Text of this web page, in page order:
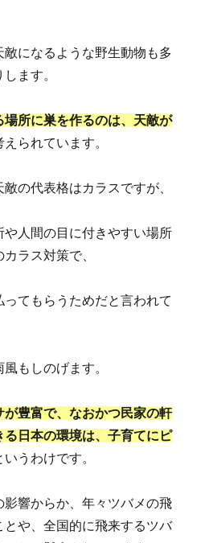
になるような野生動物も多
ます。
場所に巣を作るのは、天敵が
えられています。
の代表格はカラスですが、
人間の目に付きやすい場所
ラス対策で、
てもらうためだと言われて
もしのげます。
が豊富で、なおかつ民家の軒
る日本の環境は、子育てにピ
いうわけです。
響からか、年々ツバメの飛
とや、全国的に飛来するツバ